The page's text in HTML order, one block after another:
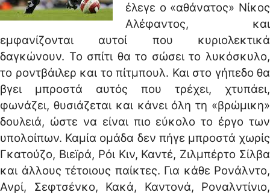
έλεγε ο «αθάνατος» Νίκος
Αλέφαντος, και
εμφανίζονται αυτοί που κυριολεκτικά
δαγκώνουν. Το σπίτι θα το σώσει το λυκόσκυλο,
το ροντβάιλερ και το πίτμπουλ. Και στο γήπεδο θα
βγει μπροστά αυτός που τρέχει, χτυπάει,
φωνάζει, θυσιάζεται και κάνει όλη τη «βρώμικη»
δουλειά, ώστε να είναι πιο εύκολο το έργο των
υπολοίπων. Καμία ομάδα δεν πήγε μπροστά χωρίς
Γκατούζο, Βιεïρά, Ρόι Κιν, Καντέ, Ζιλμπέρτο Σίλβα
και άλλους τέτοιους παίκτες. Για κάθε Ρονάλντο,
Ανρί, Σεφτσένκο, Κακά, Καντονά, Ροναλντίνιο,